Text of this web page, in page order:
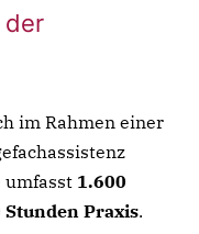
der
im Rahmen einer
umfasst 1.600
Stunden Praxis.
tempor
aliqua. Ut
ut aliquip ex ea